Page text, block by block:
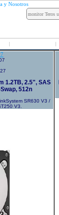
| |
1.2TB, 2.5", SAS
512n
SR630 V3 /
V3.